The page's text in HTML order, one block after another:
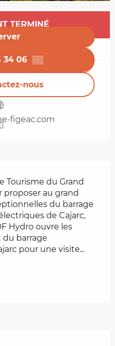
TERMINÉ
34 06 ▒▒
nous
figeac.com
Tourisme du Grand
proposer au grand
du barrage
de Cajarc,
Hydro ouvre les
du barrage
pour une visite...